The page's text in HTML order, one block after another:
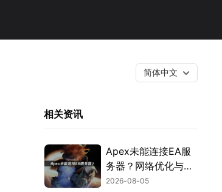
简体中文
相关资讯
Apex未能连接EA服
务器？网络优化与故
障排查指南！
2026-08-05